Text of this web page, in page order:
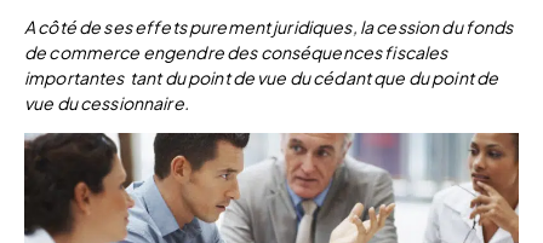
A côté de ses effets purement juridiques, la cession du fonds
de commerce engendre des conséquences fiscales
importantes tant du point de vue du cédant que du point de
vue du cessionnaire.